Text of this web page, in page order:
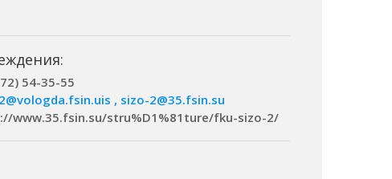
54-35-55
, sizo-2@35.fsin.su
www.35.fsin.su/stru%D1%81ture/fku-sizo-2/